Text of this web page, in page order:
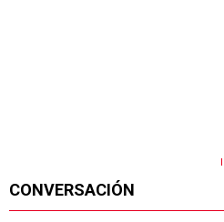
CONVERSACIÓN